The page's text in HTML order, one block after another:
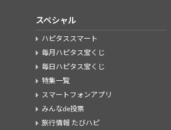
スペシャル
ハピタススマート
毎月ハピタス宝くじ
毎日ハピタス宝くじ
特集一覧
スマートフォンアプリ
みんなde投票
旅行情報 たびハピ